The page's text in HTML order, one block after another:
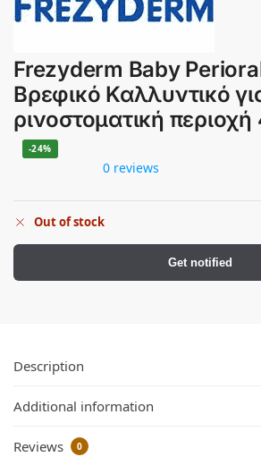
Frezyderm Baby
Βρεφικό Καλλυντικό
ρινοστοματική
-24%
0 reviews
Out of stock
Get notified
Description
Additional information
Reviews 0